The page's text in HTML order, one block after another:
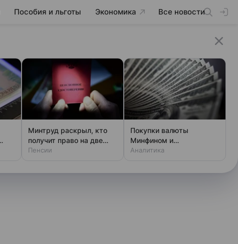
Пособия и льготы Экономика Все новости
Минтруд раскрыл, кто
получит право на две
пенсии
Пенсии
Покупки валюты
Минфином и
спекулянтами разогнали
Аналитика